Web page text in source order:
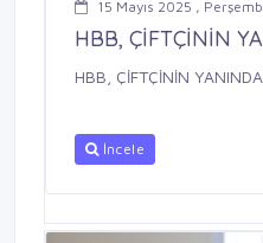
15 Mayıs 2025 ,
HBB, ÇİFTÇİNİN
HBB, ÇİFTÇİNİN
İncele